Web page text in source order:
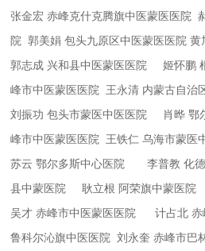
张金宏 赤峰克什克腾旗中医蒙医医院
院郭美娟 包头九原区中医蒙医医院黄
郭志成 兴和县中医蒙医医院姬怀鹏
峰市中医蒙医医院 王永清 内蒙古自治
刘振功 包头市蒙医中医医院 肖晔 鄂
峰市中医蒙医医院 王铁仁 乌海市蒙医
苏云 鄂尔多斯中心医院李普教 化
县中蒙医院耿立根 阿荣旗中蒙医院
吴才 赤峰市中医蒙医医院计占北 赤
鲁科尔沁旗中医医院刘永奎 赤峰市巴